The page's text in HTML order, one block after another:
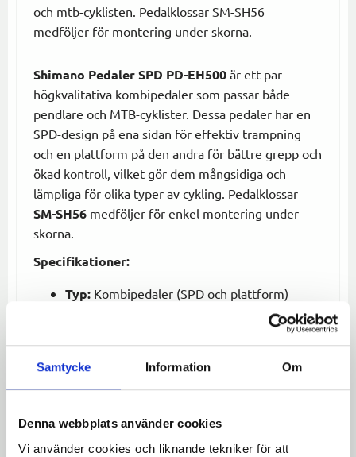
Samtycke Information Om
Denna webbplats använder cookies
Vi använder cookies och liknande tekniker för att
och mtb-cyklisten. Pedalklossar SM-SH56
medföljer för montering under skorna.
Shimano Pedaler SPD PD-EH500 är ett par
högkvalitativa kombipedaler som passar både
pendlare och MTB-cyklister. Dessa pedaler har en
SPD-design på ena sidan för effektiv trampning
och en plattform på den andra för bättre grepp och
ökad kontroll, vilket gör dem mångsidiga och
lämpliga för olika typer av cykling. Pedalklossar
SM-SH56 medföljer för enkel montering under
skorna.
Specifikationer:
Typ: Kombipedaler (SPD och plattform)
SPD på ena sidan, plattform på andra
Axellagring: Kapslad för lågt underhåll
Justerbara inställningar:Insteg- och
För användning:Pendling, MTB, och
fritidscykling